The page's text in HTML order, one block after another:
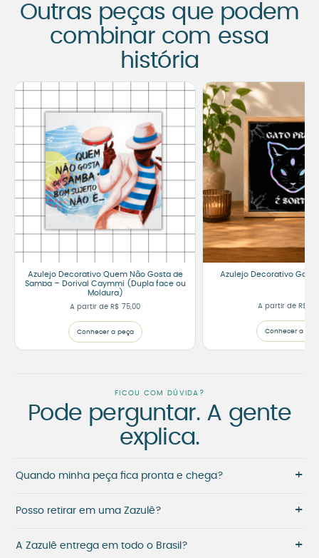
Outras peças que podem
combinar com essa
história
Azulejo Decorativo Quem Não Gosta de
Samba – Dorival Caymmi (Dupla face ou
Moldura)
A partir de R$ 75,00
Conhecer a peça
Azulejo Decorativo Gato
A partir de R$
Conhecer a
FICOU COM DÚVIDA?
Pode perguntar. A gente
explica.
Quando minha peça fica pronta e chega? +
Posso retirar em uma Zazulê? +
A Zazulê entrega em todo o Brasil? +